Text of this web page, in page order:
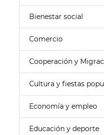
Bienestar social
Comercio
Cooperación y
Cultura y fiestas
Economía y empleo
Educación y deporte